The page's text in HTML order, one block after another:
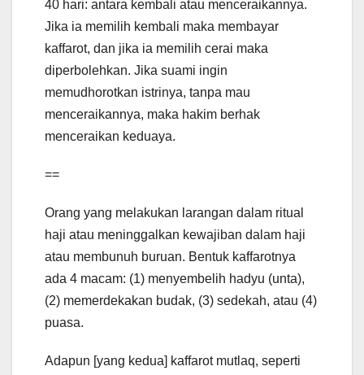
40 hari: antara kembali atau menceraikannya.
Jika ia memilih kembali maka membayar
kaffarot, dan jika ia memilih cerai maka
diperbolehkan. Jika suami ingin
memudhorotkan istrinya, tanpa mau
menceraikannya, maka hakim berhak
menceraikan keduaya.
==
Orang yang melakukan larangan dalam ritual
haji atau meninggalkan kewajiban dalam haji
atau membunuh buruan. Bentuk kaffarotnya
ada 4 macam: (1) menyembelih hadyu (unta),
(2) memerdekakan budak, (3) sedekah, atau (4)
puasa.
Adapun [yang kedua] kaffarot mutlaq, seperti